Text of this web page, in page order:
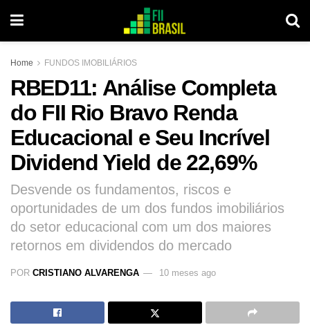
Home FUNDOS IMOBILIÁRIOS
RBED11: Análise Completa
do FII Rio Bravo Renda
Educacional e Seu Incrível
Dividend Yield de 22,69%
Desvende os fundamentos, riscos e
oportunidades de um dos fundos imobiliários
do setor educacional com um dos maiores
retornos em dividendos do mercado
POR CRISTIANO ALVARENGA 10 meses ago